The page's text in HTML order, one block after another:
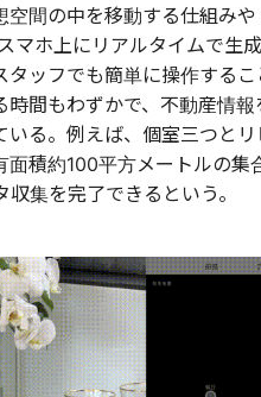
間の中を移動する仕組みや
マホ上にリアルタイムで生成
タッフでも簡単に操作するこ
間もわずかで、不動産情報
る。例えば、個室三つとリ
面積約100平方メートルの集
集を完了できるという。